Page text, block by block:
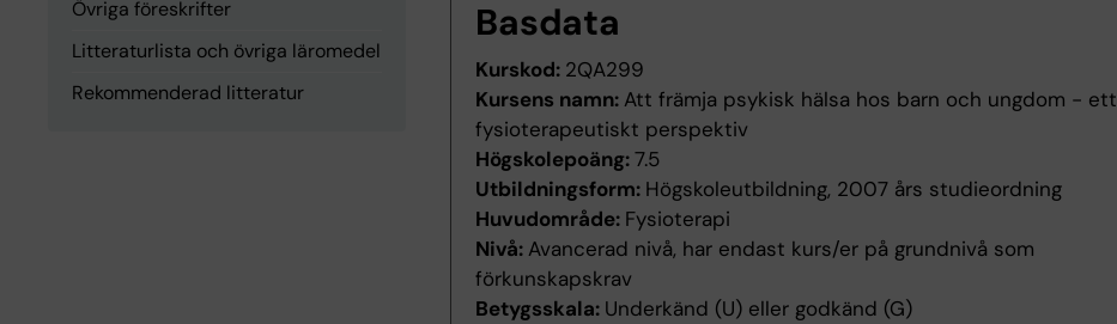
Övriga föreskrifter
Litteraturlista och övriga läromedel
Rekommenderad litteratur
Basdata
Kurskod: 2QA299
Kursens namn: Att främja psykisk hälsa hos barn och ungdom - ett
fysioterapeutiskt perspektiv
Högskolepoäng:7.5
Utbildningsform: Högskoleutbildning, 2007 års studieordning
Huvudområde: Fysioterapi
Nivå: Avancerad nivå, har endast kurs/er på grundnivå som
förkunskapskrav
Betygsskala: Underkänd (U) eller godkänd (G)